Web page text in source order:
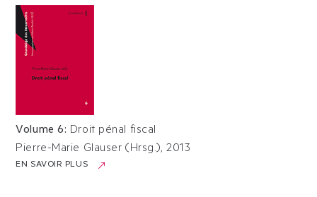
Volume 6: Droit pénal fiscal
Pierre-Marie Glauser (Hrsg.), 2013
EN SAVOIR PLUS